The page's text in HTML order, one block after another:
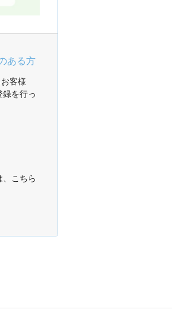
ある方
客様
を行っ
こちら